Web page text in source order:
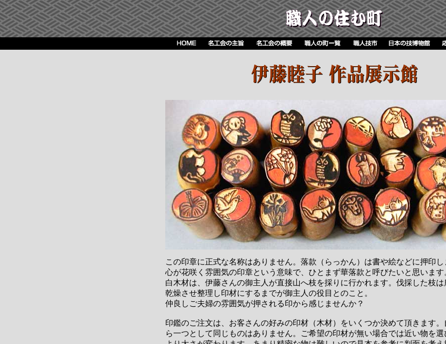
この印章に正式な名称はありません。落款（らっかん）は書や絵などに押印
心が花咲く雰囲気の印章という意味で、ひとまず華落款と呼びたいと思いま
白木材は、伊藤さんの御主人が直接山へ枝を採りに行かれます。伐採した枝
乾燥させ整理し印材にするまでが御主人の役目とのこと。
仲良しご夫婦の雰囲気が押される印から感じませんか？
印鑑のご注文は、お客さんの好みの印材（木材）をいくつか決めて頂きます
ら一つとして同じものはありません。ご希望の印材が無い場合では近い物を